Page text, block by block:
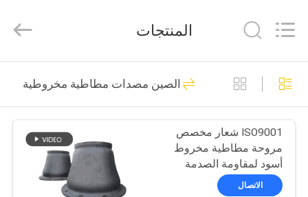
مسكن
منتجات
عرض
الواقع
Rubber
Products
All
Reserved.
مصدات بحرية تعمل
بالهواء المضغوط
69
المنتجات
الصين مصدات مطاطية مخروطية
ISO9001 شعار مخصص
مروحة مطاطية مخروط
أسود لمقاومة الصدمة
العاليةالاتصال